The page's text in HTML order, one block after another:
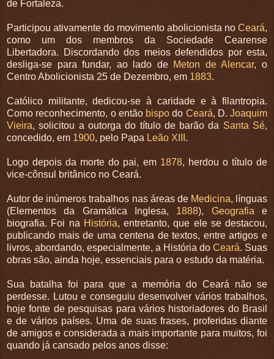
de Fortaleza.
Participou ativamente do movimento abolicionista no Ceará,
como um dos membros da Sociedade Cearense
Libertadora. Discordando dos meios defendidos por esta,
desliga-se para fundar, ao lado de Meton de Alencar, o
Centro Abolicionista 25 de Dezembro, em 1883.
Católico militante, dedicou-se à caridade e à filantropia.
Como reconhecimento, o então bispo do Ceará, D. Joaquim
Vieira, solicitou a outorga do título de barão da Santa Sé,
concedido, em 1900, pelo Papa Leão XIII .
Logo depois da morte do pai, em 1878, herdou o título de
vice-cônsul britânico no Ceará.
Autor de inúmeros trabalhos nas áreas de Medicina, línguas
(Elementos da Gramática Inglesa, 1888), Geografia e
biografia. Foi na História, entretanto, que ele se destacou,
publicando mais de uma centena de textos, entre artigos e
livros, abordando, especialmente, a História do Ceará. Suas
obras são, ainda hoje, essenciais para o estudo da matéria.
Sua batalha foi para que a memória do Ceará não se
perdesse. Lutou e conseguiu desenvolver vários trabalhos,
hoje fonte de pesquisas para vários historiadores do Brasil
e de vários países. Uma de suas frases, proferidas diante
de amigos e considerada a mais importante para muitos, foi
quando já cansado pelos anos disse: